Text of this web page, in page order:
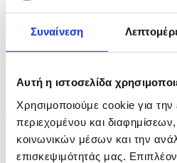
Συναίνεση
Αυτή η ιστοσελίδα
Χρησιμοποιούμε cookie για την
περιεχομένου και
κοινωνικών μέσων και την
επισκεψιμότητάς μας.
πριν 10 ώρες
Η Σόφια κατηγορεί το
πριν 11 ώρες
Λίβανος: Η Βηρυτός
ένα...